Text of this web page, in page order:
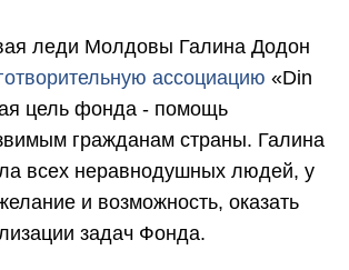
леди Молдовы Галина Додон
ассоциацию «Din
цель фонда - помощь
гражданам страны. Галина
всех неравнодушных людей, у
и возможность, оказать
задач Фонда.